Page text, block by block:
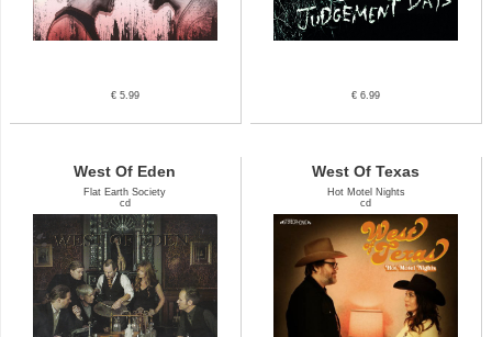
€ 5.99 € 6.99
West Of Eden
Flat Earth Society
cd
West Of Texas
Hot Motel Nights
cd